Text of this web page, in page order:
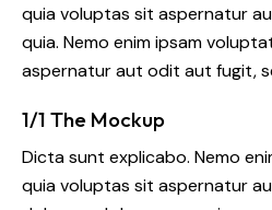
quia voluptas sit aspernatur
quia. Nemo enim ipsam
aspernatur aut odit aut fugit,
1/1 The Mockup
Dicta sunt explicabo. Nemo
quia voluptas sit aspernatur